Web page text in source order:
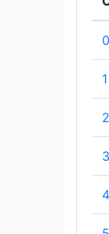
0
1
2
3
4